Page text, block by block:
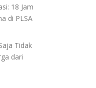
18 Jam
di PLSA
Tidak
dari